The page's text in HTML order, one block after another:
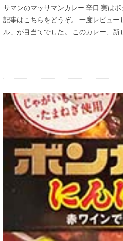
サマンのマッサマンカレー 辛口 実は
記事はこちらをどうぞ。 一度レビュ
ル」が目当てでした。 このカレー、